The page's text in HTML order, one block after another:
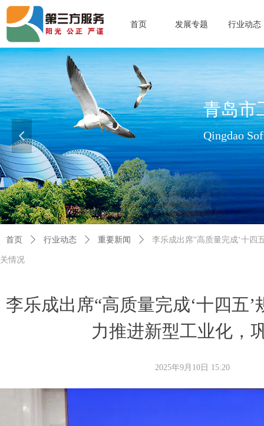
首页 发展专题 行业动态
青岛市
Qingdao
查看更多>>
넳
李乐成出席“高质量完成‘十四五
力推进新型工业化，
首页 ꄲ 行业动态 ꄲ 重要新闻 ꄲ 李乐成出席“高质量完成‘十四
关情况
2025年9月10日 15:20